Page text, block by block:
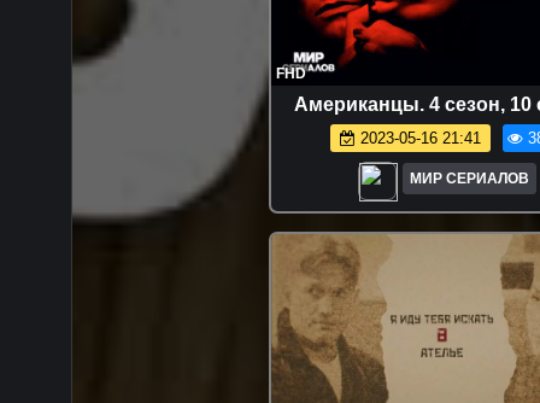
FHD
Aмepикaнцы. 4 сезон, 10
2023-05-16 21:41
МИР СЕРИАЛОВ